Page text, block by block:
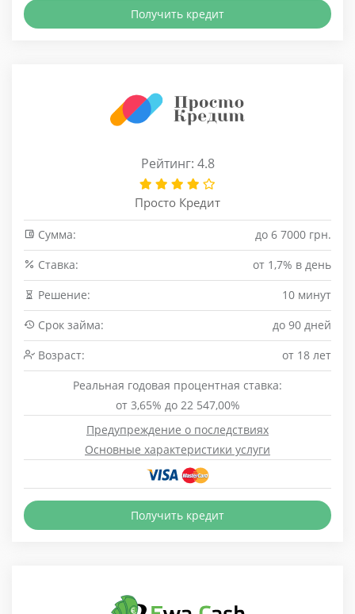
Получить кредит
Рейтинг: 4.8
Просто Кредит
Сумма:
до 6 7000 грн.
Cтавка:
от 1,7% в день
Решение:
10 минут
Срок займа:
до 90 дней
Возраст:
от 18 лет
Реальная годовая процентная ставка:
от 3,65% до 22 547,00%
Предупреждение о последствиях
Основные характеристики услуги
Получить кредит